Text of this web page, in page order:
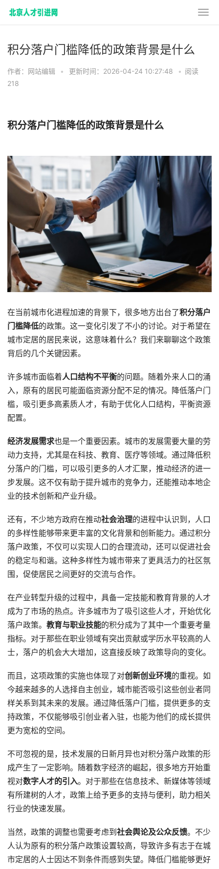
积分落户门槛降低的政策背景是什么
作者：网站编辑 • 更新时间：2026-04-24 10:27:48 • 阅读
218
积分落户门槛降低的政策背景是什么
在当前城市化进程加速的背景下，很多地方出台了积分落户
门槛降低的政策。这一变化引发了不小的讨论。对于希望在
城市定居的居民来说，这意味着什么？我们来聊聊这个政策
背后的几个关键因素。
许多城市面临着人口结构不平衡的问题。随着外来人口的涌
入，原有的居民可能面临资源分配不足的情况。降低落户门
槛，吸引更多高素质人才，有助于优化人口结构，平衡资源
配置。
经济发展需求也是一个重要因素。城市的发展需要大量的劳
动力支持，尤其是在科技、教育、医疗等领域。通过降低积
分落户的门槛，可以吸引更多的人才汇聚，推动经济的进一
步发展。这不仅有助于提升城市的竞争力，还能推动本地企
业的技术创新和产业升级。
还有，不少地方政府在推动社会治理的进程中认识到，人口
的多样性能够带来更丰富的文化背景和创新能力。通过积分
落户政策，不仅可以实现人口的合理流动，还可以促进社会
的稳定与和谐。这种多样性为城市带来了更具活力的社区氛
围，促使居民之间更好的交流与合作。
在产业转型升级的过程中，具备一定技能和教育背景的人才
成为了市场的热点。许多城市为了吸引这些人才，开始优化
落户政策。 教育与职业技能的积分成为了其中一个重要考量
指标。对于那些在职业领域有突出贡献或学历水平较高的人
士，落户的机会大大增加，这直接反映了政策导向的变化。
而且，这项政策的实施也体现了对创新创业环境的重视。如
今越来越多的人选择自主创业，城市能否吸引这些创业者同
样关系到其未来的发展。通过降低落户门槛，提供更多的支
持政策，不仅能够吸引创业者入驻，也能为他们的成长提供
更为宽松的空间。
不可忽视的是，技术发展的日新月异也对积分落户政策的形
成产生了一定影响。随着数字经济的崛起，很多地方开始重
视对数字人才的引入。对于那些在信息技术、新媒体等领域
有所建树的人才，政策上给予更多的支持与便利，助力相关
行业的快速发展。
当然，政策的调整也需要考虑到 社会舆论及公众反馈。不少
人认为原有的积分落户政策设置较高，导致许多有志于在城
市定居的人士因达不到条件而感到失望。降低门槛能够更好